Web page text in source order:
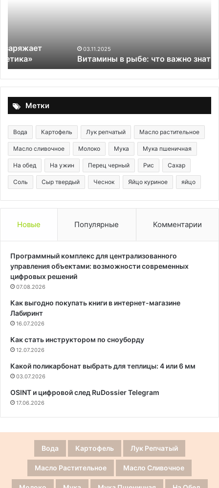
03.11.2025
Витамины в рыбе: что важно знать
Метки
Вода Картофель Лук репчатый Масло растительное
Масло сливочное Молоко Мука Мука пшеничная
На обед На ужин Перец черный Рис Сахар
Соль Сыр твердый Чеснок Яйцо куриное яйцо
Новые Популярные Комментарии
Программный комплекс для централизованного
управления объектами: возможности современных
цифровых решений
07.08.2026
Как выгодно покупать книги в интернет-магазине
Лабиринт
16.07.2026
Как стать инструктором по сноуборду
12.07.2026
Какой поликарбонат выбрать для теплицы: 4 или 6 мм
03.07.2026
OSINT и цифровой след RuDossier Telegram
17.06.2026
Вода Картофель Лук Репчатый
Масло Растительное Масло Сливочное